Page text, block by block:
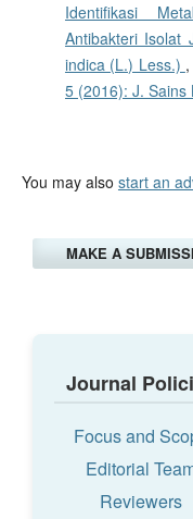
Identifikasi
Antibakteri Isolat
indica (L.) Less.)
5 (2016): J. Sains
You may also start an
MAKE A
Journal
Focus and
Editorial
Reviewers